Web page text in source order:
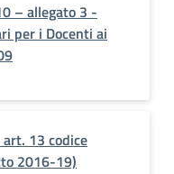
– allegato 3 -
per i Docenti ai
13 codice
2016-19)